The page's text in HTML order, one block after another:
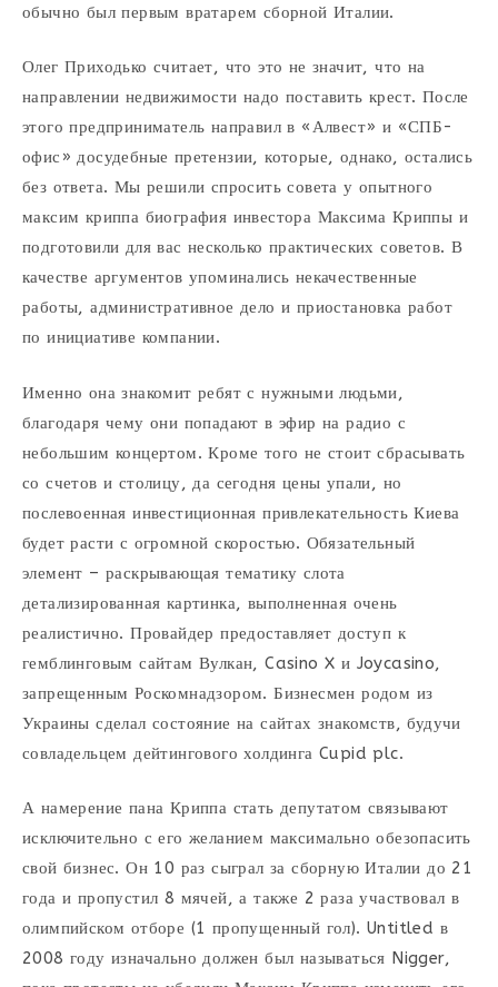
обычно был первым вратарем сборной Италии.
Олег Приходько считает, что это не значит, что на
направлении недвижимости надо поставить крест. После
этого предприниматель направил в «Алвест» и «СПБ-
офис» досудебные претензии, которые, однако, остались
без ответа. Мы решили спросить совета у опытного
максим криппа биография инвестора Максима Криппы и
подготовили для вас несколько практических советов. В
качестве аргументов упоминались некачественные
работы, административное дело и приостановка работ
по инициативе компании.
Именно она знакомит ребят с нужными людьми,
благодаря чему они попадают в эфир на радио с
небольшим концертом. Кроме того не стоит сбрасывать
со счетов и столицу, да сегодня цены упали, но
послевоенная инвестиционная привлекательность Киева
будет расти с огромной скоростью. Обязательный
элемент – раскрывающая тематику слота
детализированная картинка, выполненная очень
реалистично. Провайдер предоставляет доступ к
гемблинговым сайтам Вулкан, Casino X и Joycasino,
запрещенным Роскомнадзором. Бизнесмен родом из
Украины сделал состояние на сайтах знакомств, будучи
совладельцем дейтингового холдинга Cupid plc.
А намерение пана Криппа стать депутатом связывают
исключительно с его желанием максимально обезопасить
свой бизнес. Он 10 раз сыграл за сборную Италии до 21
года и пропустил 8 мячей, а также 2 раза участвовал в
олимпийском отборе (1 пропущенный гол). Untitled в
2008 году изначально должен был называться Nigger,